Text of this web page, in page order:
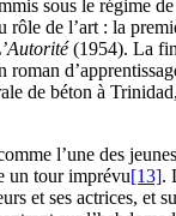
sous le régime
de l’art : la
(1954). La
roman
de béton à
l’une des
un tour imprévu[13].
et ses actrices, et